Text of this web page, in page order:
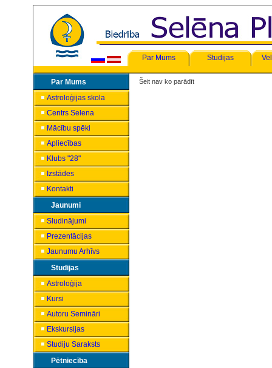
Par Mums Studijas
Par Mums
Astroloģijas skola
Centrs Selena
Mācību spēki
Apliecības
Klubs "28"
Izstādes
Kontakti
Jaunumi
Sludinājumi
Prezentācijas
Jaunumu Arhīvs
Studijas
Astroloģija
Kursi
Autoru Semināri
Ekskursijas
Studiju Saraksts
Pētniecība
Šeit nav ko parādīt